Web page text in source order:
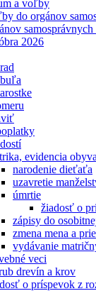
a voľby
do orgánov
2026
evidencia
narodenie dieťaťa
uzavretie
úmrtie
žiadosť o
zápisy do
zmena mena a
vydávanie
veci
drevín a krov
o príspevok z